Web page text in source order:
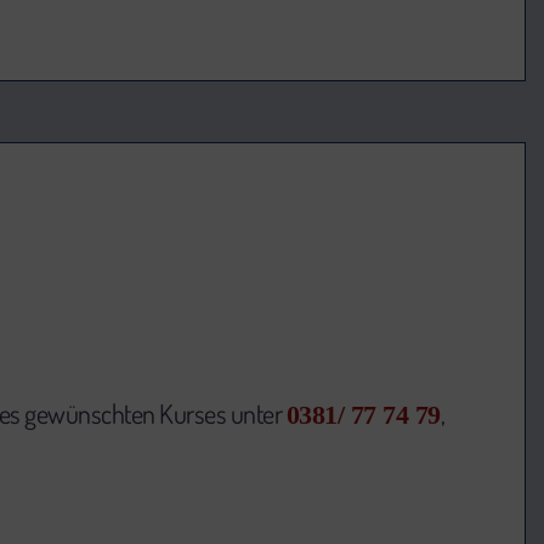
gewünschten Kurses unter0381/ 77 74 79